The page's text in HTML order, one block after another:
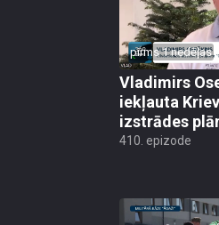
pirms 1 nedēļas
Vladimirs
iekļauta
izstrādes
410. epizode